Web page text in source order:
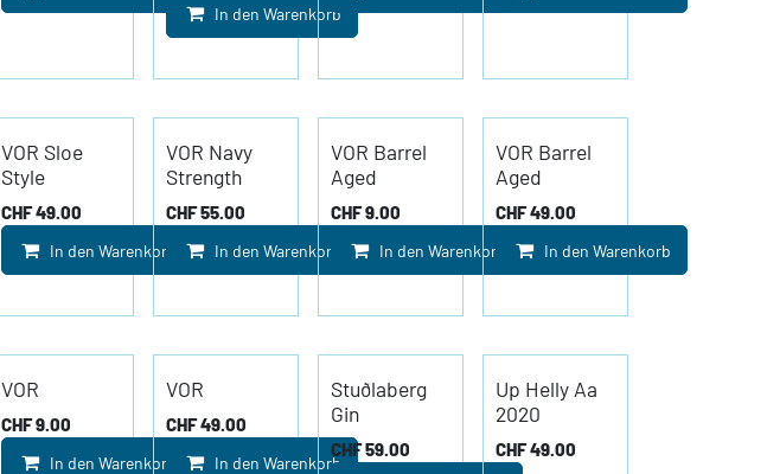
In den Warenkorb
VOR Sloe
Style
CHF49.00
In den Warenkorb
VOR Navy
Strength
CHF55.00
In den Warenkorb
VOR Barrel
Aged
CHF9.00
In den Warenkorb
VOR Barrel
Aged
CHF49.00
In den Warenkorb
VOR
CHF9.00
In den Warenkorb
VOR
CHF49.00
In den Warenkorb
Stuðlaberg
Gin
CHF59.00
Up Helly Aa
2020
CHF49.00